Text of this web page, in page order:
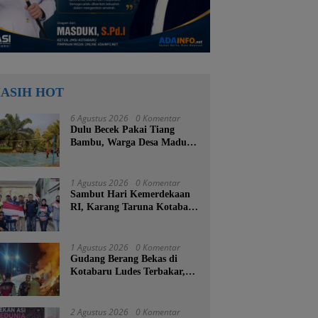
HOT
6 Agustus 2026 0 Komentar
Dulu Becek Pakai Tiang
Bambu, Warga Desa Madu
Berkat Program Bupati
Tanah Bumbu
1 Agustus 2026 0 Komentar
Sambut Hari Kemerdekaan
RI, Karang Taruna Kotabaru
Putih
1 Agustus 2026 0 Komentar
Gudang Berang Bekas di
Kotabaru Ludes Terbakar,
2 Agustus 2026 0 Komentar